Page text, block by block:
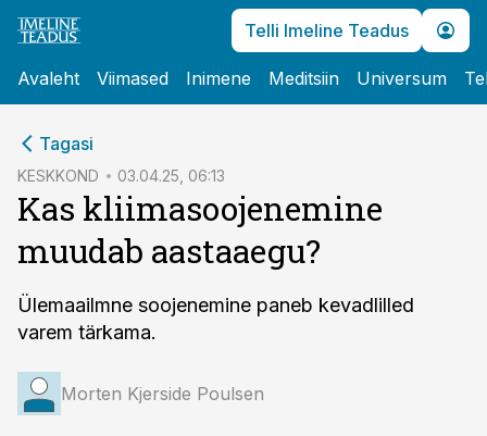
Telli Imeline Teadus
Avaleht Viimased Inimene Meditsiin Universum
Tagasi
KESKKOND 03.04.25, 06:13
Kas kliimasoojenemine
muudab aastaaegu?
Ülemaailmne soojenemine paneb kevadlilled
varem tärkama.
Morten Kjerside Poulsen